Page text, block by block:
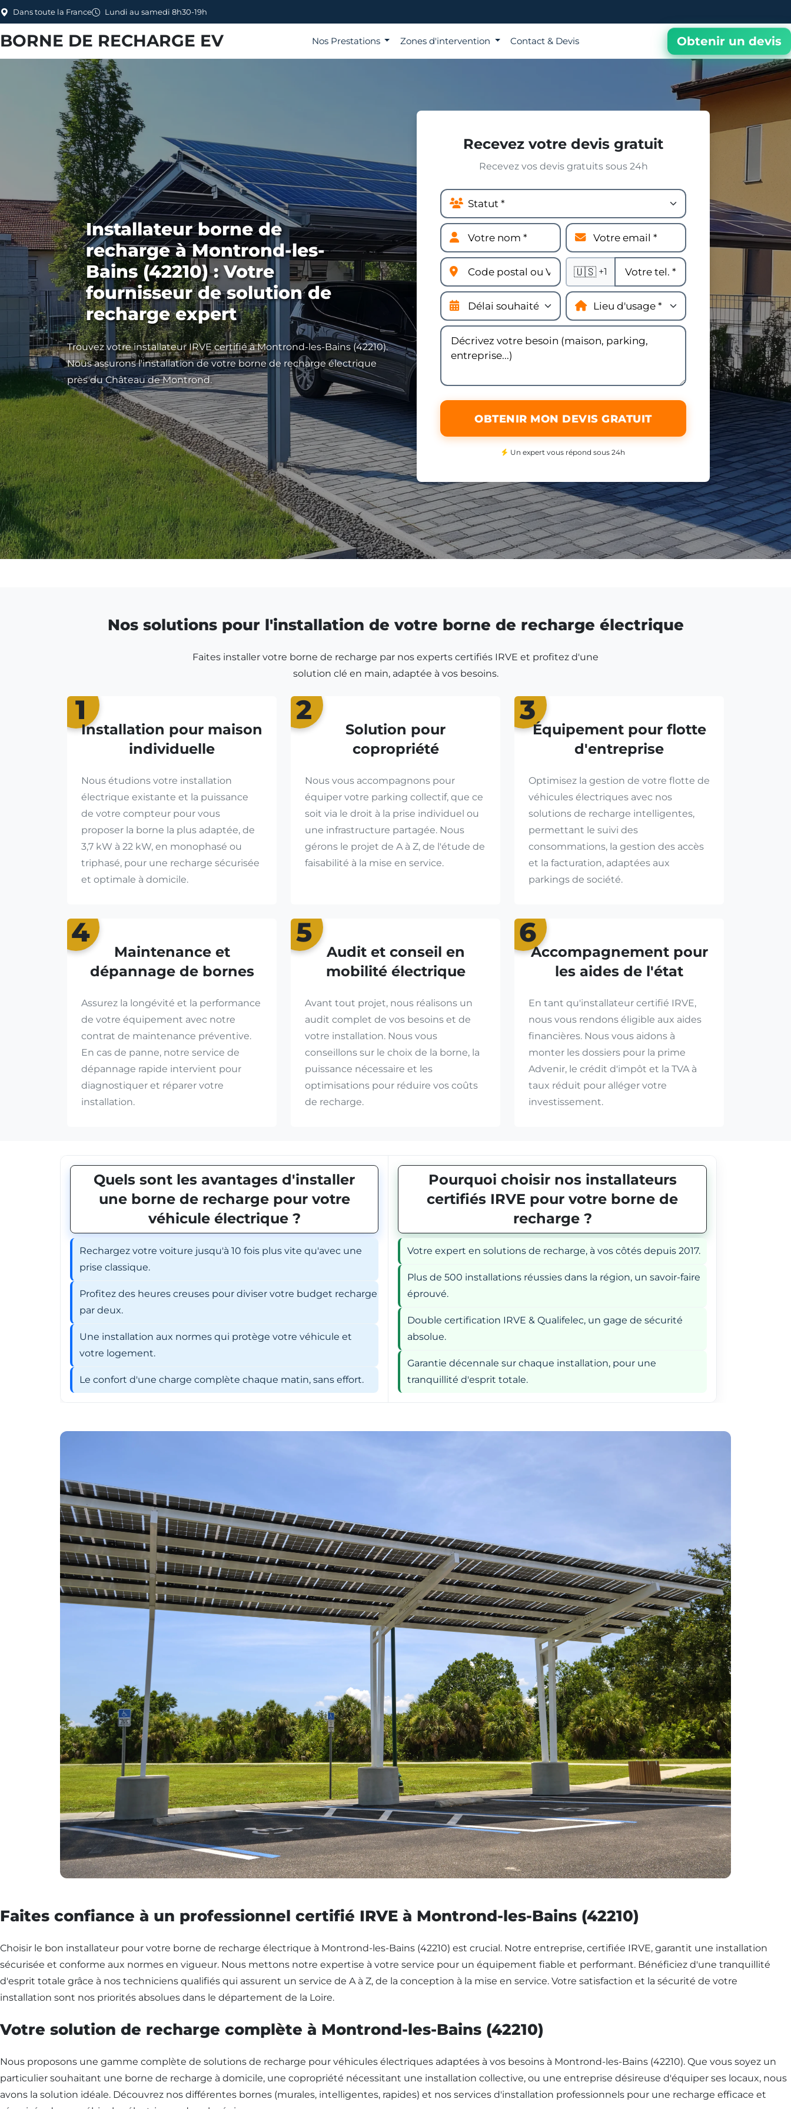
Dans toute la France Lundi au samedi 8h30-19h
BORNE DE RECHARGE EV Nos Prestations Zones d'intervention Contact & Devis Obtenir un devis
Installateur borne de
recharge à Montrond-les-
Bains (42210) : Votre
fournisseur de solution de
recharge expert
Trouvez votre installateur IRVE certifié à Montrond-les-Bains (42210).
Nous assurons l'installation de votre borne de recharge électrique
près du Château de Montrond.
Recevez votre devis gratuit
Recevez vos devis gratuits sous 24h
🇺🇸 +1
OBTENIR MON DEVIS GRATUIT
Un expert vous répond sous 24h
Nos solutions pour l'installation de votre borne de recharge électrique
Faites installer votre borne de recharge par nos experts certifiés IRVE et profitez d'une
solution clé en main, adaptée à vos besoins.
1
Installation pour maison
individuelle
Nous étudions votre installation
électrique existante et la puissance
de votre compteur pour vous
proposer la borne la plus adaptée, de
3,7 kW à 22 kW, en monophasé ou
triphasé, pour une recharge sécurisée
et optimale à domicile.
2
Solution pour
copropriété
Nous vous accompagnons pour
équiper votre parking collectif, que ce
soit via le droit à la prise individuel ou
une infrastructure partagée. Nous
gérons le projet de A à Z, de l'étude de
faisabilité à la mise en service.
3
Équipement pour flotte
d'entreprise
Optimisez la gestion de votre flotte de
véhicules électriques avec nos
solutions de recharge intelligentes,
permettant le suivi des
consommations, la gestion des accès
et la facturation, adaptées aux
parkings de société.
4
Maintenance et
dépannage de bornes
Assurez la longévité et la performance
de votre équipement avec notre
contrat de maintenance préventive.
En cas de panne, notre service de
dépannage rapide intervient pour
diagnostiquer et réparer votre
installation.
5
Audit et conseil en
mobilité électrique
Avant tout projet, nous réalisons un
audit complet de vos besoins et de
votre installation. Nous vous
conseillons sur le choix de la borne, la
puissance nécessaire et les
optimisations pour réduire vos coûts
de recharge.
6
Accompagnement pour
les aides de l'état
En tant qu'installateur certifié IRVE,
nous vous rendons éligible aux aides
financières. Nous vous aidons à
monter les dossiers pour la prime
Advenir, le crédit d'impôt et la TVA à
taux réduit pour alléger votre
investissement.
Quels sont les avantages d'installer
une borne de recharge pour votre
véhicule électrique ?
Rechargez votre voiture jusqu'à 10 fois plus vite qu'avec une
prise classique.
Profitez des heures creuses pour diviser votre budget recharge
par deux.
Une installation aux normes qui protège votre véhicule et
votre logement.
Le confort d'une charge complète chaque matin, sans effort.
Pourquoi choisir nos installateurs
certifiés IRVE pour votre borne de
recharge ?
Votre expert en solutions de recharge, à vos côtés depuis 2017.
Plus de 500 installations réussies dans la région, un savoir-faire
éprouvé.
Double certification IRVE & Qualifelec, un gage de sécurité
absolue.
Garantie décennale sur chaque installation, pour une
tranquillité d'esprit totale.
Faites confiance à un professionnel certifié IRVE à Montrond-les-Bains (42210)
Choisir le bon installateur pour votre borne de recharge électrique à Montrond-les-Bains (42210) est crucial. Notre entreprise, certifiée IRVE, garantit une installation
sécurisée et conforme aux normes en vigueur. Nous mettons notre expertise à votre service pour un équipement fiable et performant. Bénéficiez d'une tranquillité
d'esprit totale grâce à nos techniciens qualifiés qui assurent un service de A à Z, de la conception à la mise en service. Votre satisfaction et la sécurité de votre
installation sont nos priorités absolues dans le département de la Loire.
Votre solution de recharge complète à Montrond-les-Bains (42210)
Nous proposons une gamme complète de solutions de recharge pour véhicules électriques adaptées à vos besoins à Montrond-les-Bains (42210). Que vous soyez un
particulier souhaitant une borne de recharge à domicile, une copropriété nécessitant une installation collective, ou une entreprise désireuse d'équiper ses locaux, nous
avons la solution idéale. Découvrez nos différentes bornes (murales, intelligentes, rapides) et nos services d'installation professionnels pour une recharge efficace et